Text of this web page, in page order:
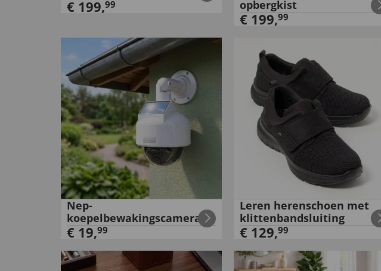
€ 199,99
opbergkist
€ 199,99
Nep-
koepelbewakingscamera
€ 19,99
Leren herenschoen met
klittenbandsluiting
€ 129,99